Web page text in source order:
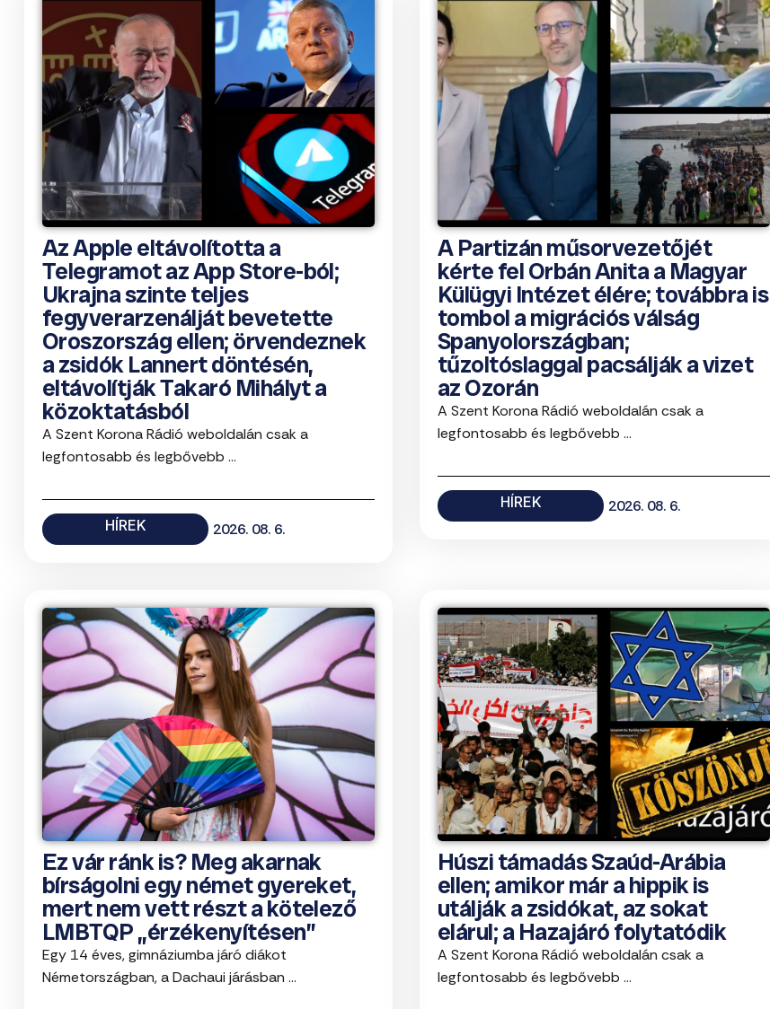
Az Apple eltávolította a
Telegramot az App Store-ból;
Ukrajna szinte teljes
fegyverarzenálját bevetette
Oroszország ellen; örvendeznek
a zsidók Lannert döntésén,
eltávolítják Takaró Mihályt a
közoktatásból
A Szent Korona Rádió weboldalán csak a
legfontosabb és legbővebb ...
HÍREK 2026. 08. 6.
A Partizán műsorvezetőjét
kérte fel Orbán Anita a Magyar
Külügyi Intézet élére; továbbra is
tombol a migrációs válság
Spanyolországban;
tűzoltóslaggal pacsálják a vizet
az Ozorán
A Szent Korona Rádió weboldalán csak a
legfontosabb és legbővebb ...
HÍREK 2026. 08. 6.
Ez vár ránk is? Meg akarnak
bírságolni egy német gyereket,
mert nem vett részt a kötelező
LMBTQP „érzékenyítésen”
Egy 14 éves, gimnáziumba járó diákot
Németországban, a Dachaui járásban ...
Húszi támadás Szaúd-Arábia
ellen; amikor már a hippik is
utálják a zsidókat, az sokat
elárul; a Hazajáró folytatódik
A Szent Korona Rádió weboldalán csak a
legfontosabb és legbővebb ...